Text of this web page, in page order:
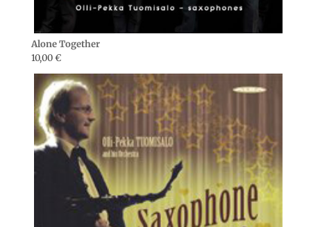
Alone Together
10,00€